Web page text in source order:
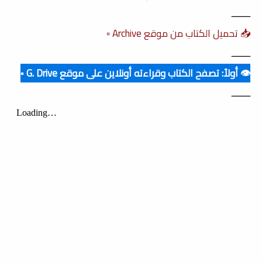
ــــــــ
📥 تحميل الكتاب من موقع Archive ▫️
ــــــــ
👁️ أولاً: تصفح الكتاب وقراءته أونلاين على موقع G. Drive ▪️
ــــــــ